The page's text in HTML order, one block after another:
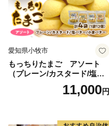
愛知県小牧市
もっちりたまご アソート
（プレーン/カスタード/塩バ
ター/小倉バター）11,000円